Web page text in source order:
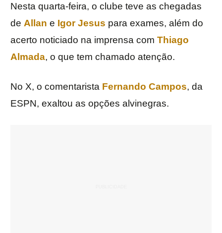
Nesta quarta-feira, o clube teve as chegadas
de Allan e Igor Jesus para exames, além do
acerto noticiado na imprensa com Thiago
Almada, o que tem chamado atenção.
No X, o comentarista Fernando Campos, da
ESPN, exaltou as opções alvinegras.